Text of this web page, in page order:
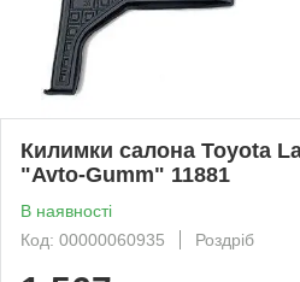
Килимки салона Toyota
"Avto-Gumm" 11881
В наявності
Код: 00000060935
Роздріб